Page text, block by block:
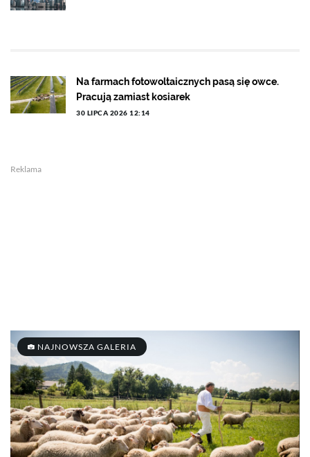
Na farmach fotowoltaicznych pasą się owce.
Pracują zamiast kosiarek
30 LIPCA 2026 12:14
Reklama
NAJNOWSZA GALERIA